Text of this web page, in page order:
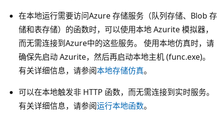
在本地运行需要访问Azure 存储服务（队列存储、Blob 存
储和表存储）的函数时，可以使用本地 Azurite 模拟器，
而无需连接到Azure中的这些服务。 使用本地仿真时，请
确保先启动 Azurite，然后再启动本地主机 (func.exe)。
有关详细信息，请参阅本地存储仿真。
可以在本地触发非 HTTP 函数，而无需连接到实时服务。
有关详细信息，请参阅运行本地函数。